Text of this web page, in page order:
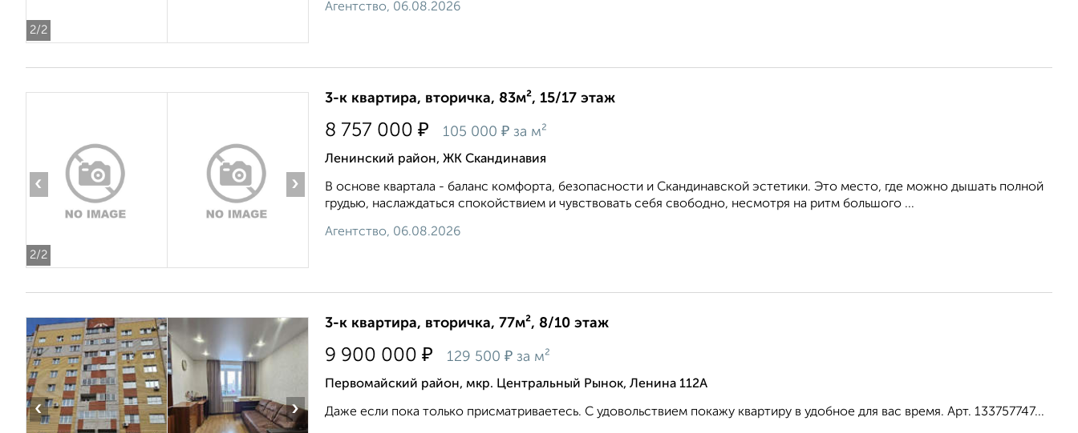
2/2
Агентство, 06.08.2026
2/2
‹ ›
3-к квартира, вторичка, 83м², 15/17 этаж
8 757 000 ₽ 105 000 ₽ за м²
Ленинский район, ЖК Скандинавия
В основе квартала - баланс комфорта, безопасности и Скандинавской эстетики. Это место, где можно дышать полной
грудью, наслаждаться спокойствием и чувствовать себя свободно, несмотря на ритм большого ...
Агентство, 06.08.2026
‹ ›
3-к квартира, вторичка, 77м², 8/10 этаж
9 900 000 ₽ 129 500 ₽ за м²
Первомайский район, мкр. Центральный Рынок, Ленина 112А
Даже если пока только присматриваетесь. С удовольствием покажу квартиру в удобное для вас время. Арт. 133757747...